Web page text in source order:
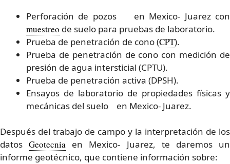
Perforación de pozos en Mexico- Juarez con
muestreo de suelo para pruebas de laboratorio.
Prueba de penetración de cono (CPT).
Prueba de penetración de cono con medición de
presión de agua intersticial (CPTU).
Prueba de penetración activa (DPSH).
Ensayos de laboratorio de propiedades físicas y
mecánicas del suelo en Mexico- Juarez.
Después del trabajo de campo y la interpretación de los
datosGeotecnia en Mexico- Juarez, te daremos un
informe geotécnico, que contiene información sobre: